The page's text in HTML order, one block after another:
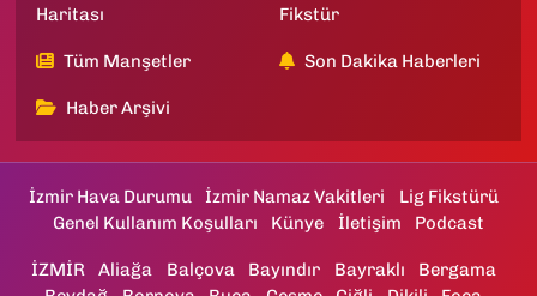
Haritası
Fikstür
Tüm Manşetler Son Dakika Haberleri
Haber Arşivi
İzmir Hava Durumu İzmir Namaz Vakitleri
Lig Fikstürü
Genel Kullanım Koşulları
Künye İletişim Podcast
İZMİR Aliağa Balçova Bayındır Bayraklı
Bergama